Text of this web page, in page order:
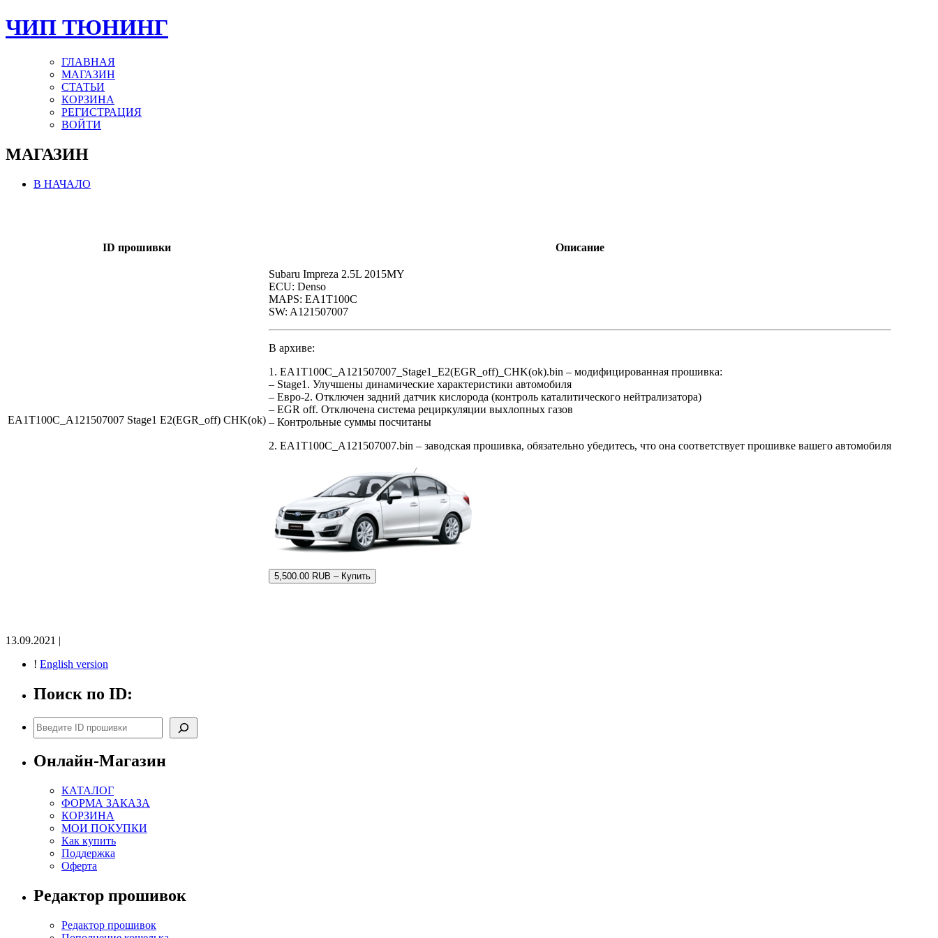
ЧИП ТЮНИНГ
ГЛАВНАЯ
МАГАЗИН
СТАТЬИ
КОРЗИНА
РЕГИСТРАЦИЯ
ВОЙТИ
МАГАЗИН
В НАЧАЛО
ID прошивки Описание
EA1T100C_A121507007 Stage1 E2(EGR_off) CHK(ok)
Subaru Impreza 2.5L 2015MY
ECU: Denso
MAPS: EA1T100C
SW: A121507007
В архиве:
1. EA1T100C_A121507007_Stage1_E2(EGR_off)_CHK(ok).bin – модифицированная прошивка:
– Stage1. Улучшены динамические характеристики автомобиля
– Евро-2. Отключен задний датчик кислорода (контроль каталитического нейтрализатора)
– EGR off. Отключена система рециркуляции выхлопных газов
– Контрольные суммы посчитаны
2. EA1T100C_A121507007.bin – заводская прошивка, обязательно убедитесь, что она соответствует прошивке вашего автомобиля
5,500.00 RUB – Купить
13.09.2021 |
! English version
Поиск по ID:
Поиск
Онлайн-Магазин
КАТАЛОГ
ФОРМА ЗАКАЗА
КОРЗИНА
МОИ ПОКУПКИ
Как купить
Поддержка
Оферта
Редактор прошивок
Редактор прошивок